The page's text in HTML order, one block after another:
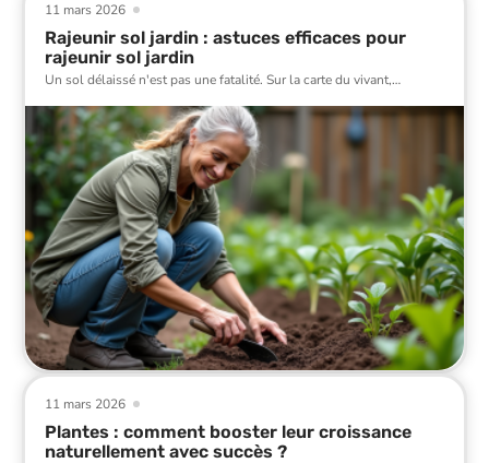
11 mars 2026
Rajeunir sol jardin : astuces efficaces pour
rajeunir sol jardin
Un sol délaissé n'est pas une fatalité. Sur la carte du vivant,…
11 mars 2026
Plantes : comment booster leur croissance
naturellement avec succès ?